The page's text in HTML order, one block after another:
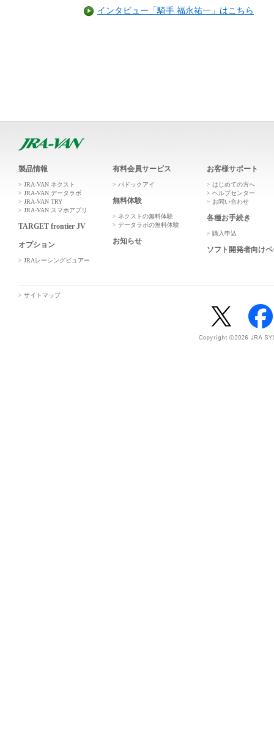
インタビュー「騎手 福永祐一」はこちら
製品情報
JRA-VAN ネクスト
JRA-VAN データラボ
JRA-VAN TRY
JRA-VAN スマホアプリ
TARGET frontier JV
オプション
JRAレーシングビュアー
有料会員サービス
パドックアイ
無料体験
ネクストの無料体験
データラボの無料体験
お知らせ
お客様サポート
はじめての方へ
ヘルプセンター
お問い合わせ
各種お手続き
購入申込
ソフト開発者向け
サイトマップ